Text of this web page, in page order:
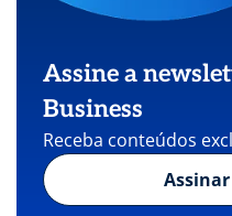
Assine a
Business
Receba conteúdos